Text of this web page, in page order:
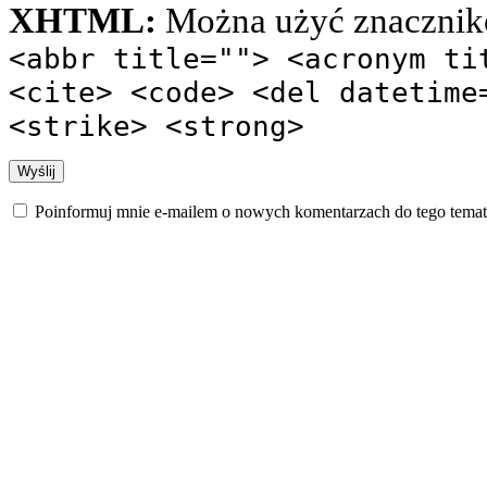
XHTML: Można użyć
<abbr title=""> <acronym
<cite> <code> <del
<strike> <strong>
Poinformuj mnie e-mailem o nowych komentarzach do tego